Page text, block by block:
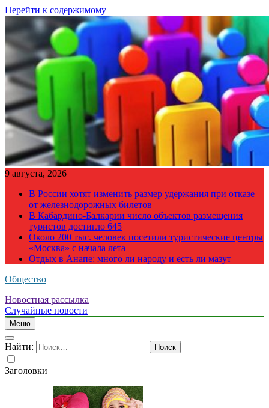
Перейти к содержимому
9 августа, 2026
В России хотят изменить размер удержания при отказе
от железнодорожных билетов
В Кабардино-Балкарии число объектов размещения
туристов достигло 645
Около 200 тыс. человек посетили туристические центры
«Москва» с начала лета
Отдых в Анапе: много ли народу и есть ли мазут
Общество
Новостная рассылка
Случайные новости
Меню
Найти:
Заголовки